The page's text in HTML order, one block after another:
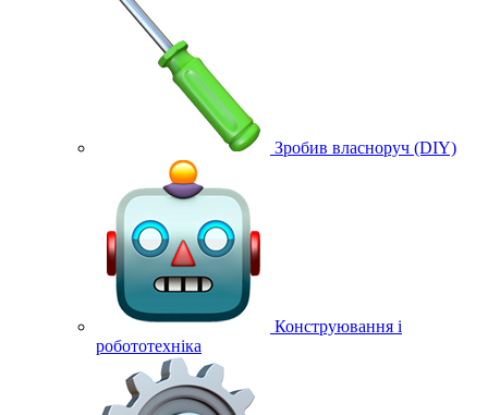
Зробив власноруч (DIY)
Конструювання і
робототехніка